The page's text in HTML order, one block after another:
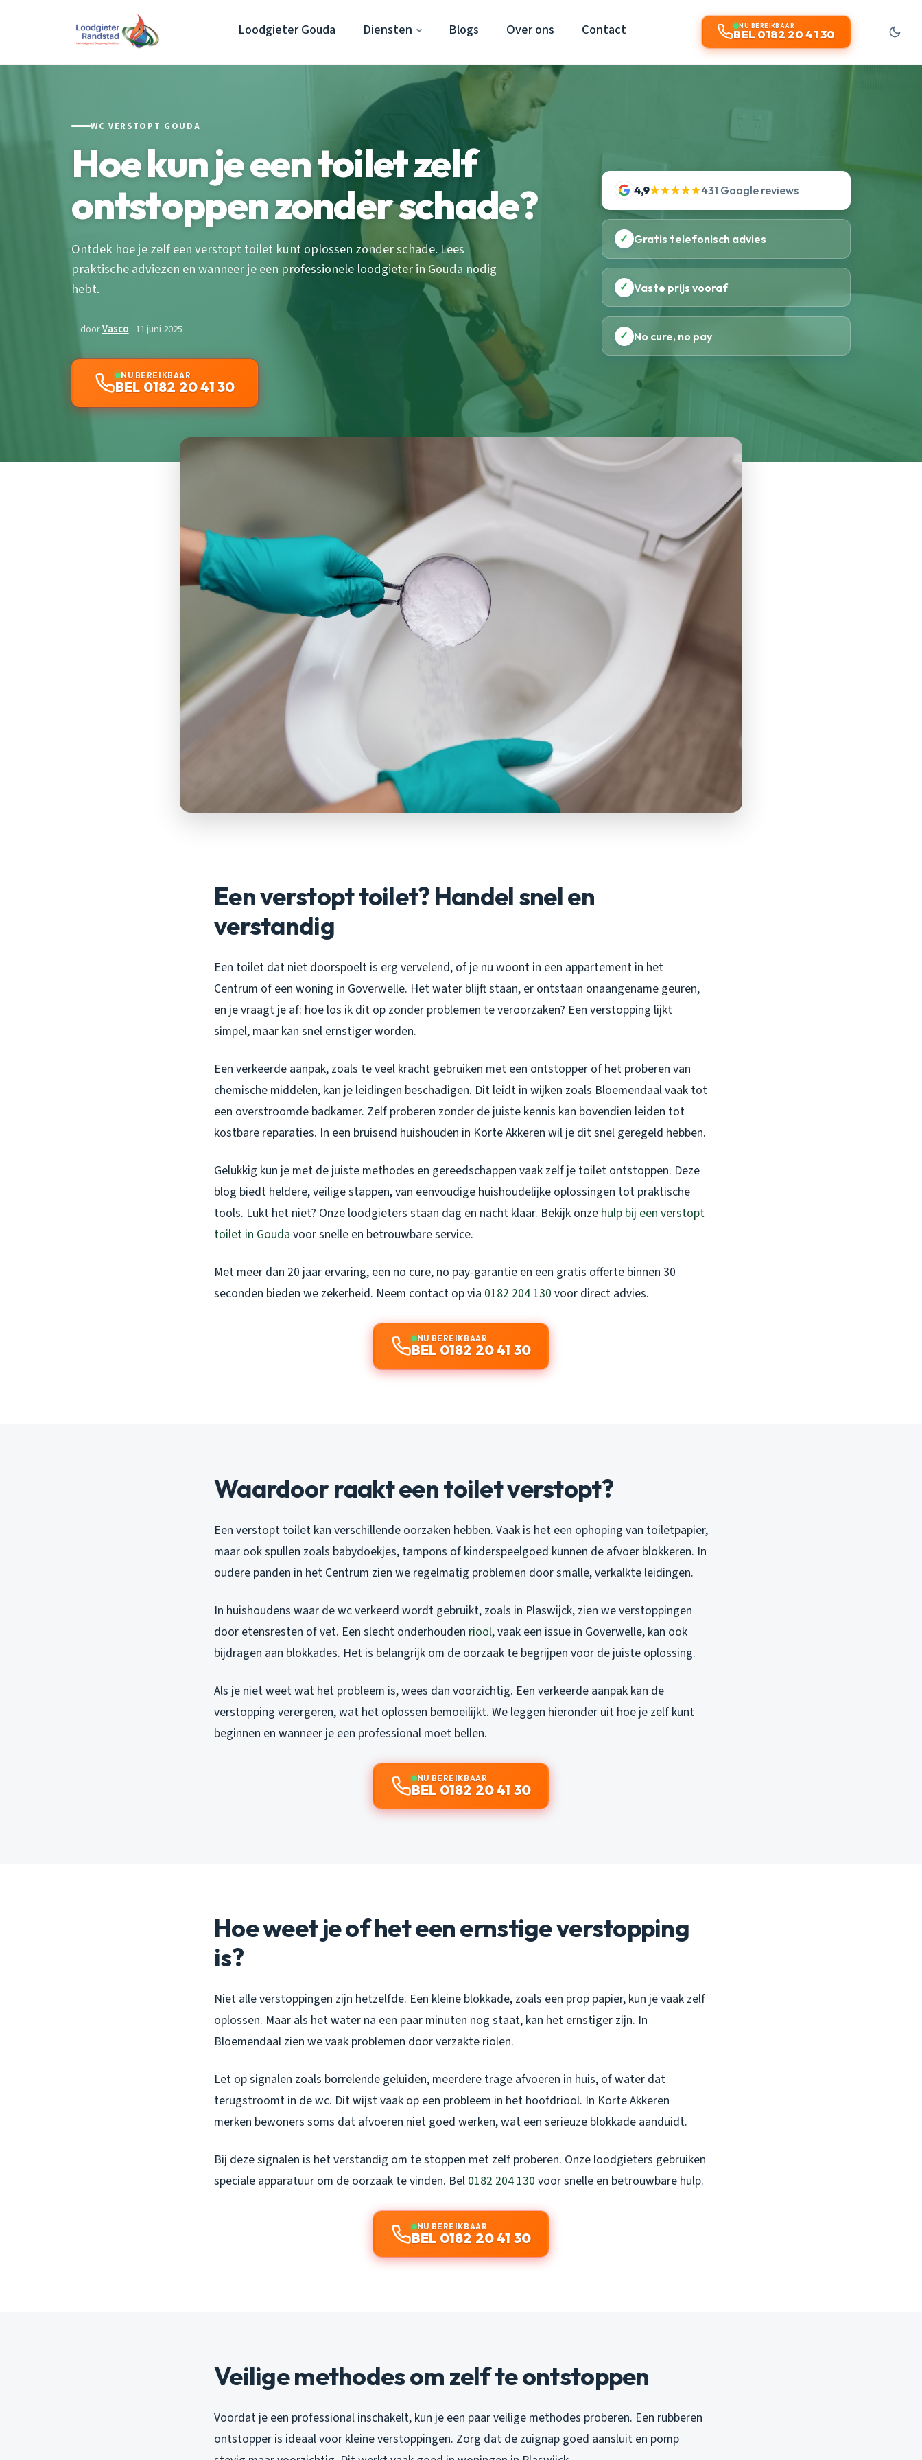
Loodgieter Gouda Diensten Blogs Over ons Contact NU BEREIKBAAR
BEL 0182 20 41 30
WC VERSTOPT GOUDA
Hoe kun je een toilet zelf
ontstoppen zonder schade?
Ontdek hoe je zelf een verstopt toilet kunt oplossen zonder schade. Lees
praktische adviezen en wanneer je een professionele loodgieter in Gouda nodig
hebt.
doorVasco · 11 juni 2025
NU BEREIKBAAR
BEL 0182 20 41 30
4,9★★★★★431 Google reviews
✓ Gratis telefonisch advies
✓ Vaste prijs vooraf
✓ No cure, no pay
Een verstopt toilet? Handel snel en
verstandig
Een toilet dat niet doorspoelt is erg vervelend, of je nu woont in een appartement in het
Centrum of een woning in Goverwelle. Het water blijft staan, er ontstaan onaangename geuren,
en je vraagt je af: hoe los ik dit op zonder problemen te veroorzaken? Een verstopping lijkt
simpel, maar kan snel ernstiger worden.
Een verkeerde aanpak, zoals te veel kracht gebruiken met een ontstopper of het proberen van
chemische middelen, kan je leidingen beschadigen. Dit leidt in wijken zoals Bloemendaal vaak tot
een overstroomde badkamer. Zelf proberen zonder de juiste kennis kan bovendien leiden tot
kostbare reparaties. In een bruisend huishouden in Korte Akkeren wil je dit snel geregeld hebben.
Gelukkig kun je met de juiste methodes en gereedschappen vaak zelf je toilet ontstoppen. Deze
blog biedt heldere, veilige stappen, van eenvoudige huishoudelijke oplossingen tot praktische
tools. Lukt het niet? Onze loodgieters staan dag en nacht klaar. Bekijk onze hulp bij een verstopt
toilet in Gouda voor snelle en betrouwbare service.
Met meer dan 20 jaar ervaring, een no cure, no pay-garantie en een gratis offerte binnen 30
seconden bieden we zekerheid. Neem contact op via 0182 204 130 voor direct advies.
NU BEREIKBAAR
BEL 0182 20 41 30
Waardoor raakt een toilet verstopt?
Een verstopt toilet kan verschillende oorzaken hebben. Vaak is het een ophoping van toiletpapier,
maar ook spullen zoals babydoekjes, tampons of kinderspeelgoed kunnen de afvoer blokkeren. In
oudere panden in het Centrum zien we regelmatig problemen door smalle, verkalkte leidingen.
In huishoudens waar de wc verkeerd wordt gebruikt, zoals in Plaswijck, zien we verstoppingen
door etensresten of vet. Een slecht onderhouden riool, vaak een issue in Goverwelle, kan ook
bijdragen aan blokkades. Het is belangrijk om de oorzaak te begrijpen voor de juiste oplossing.
Als je niet weet wat het probleem is, wees dan voorzichtig. Een verkeerde aanpak kan de
verstopping verergeren, wat het oplossen bemoeilijkt. We leggen hieronder uit hoe je zelf kunt
beginnen en wanneer je een professional moet bellen.
NU BEREIKBAAR
BEL 0182 20 41 30
Hoe weet je of het een ernstige verstopping
is?
Niet alle verstoppingen zijn hetzelfde. Een kleine blokkade, zoals een prop papier, kun je vaak zelf
oplossen. Maar als het water na een paar minuten nog staat, kan het ernstiger zijn. In
Bloemendaal zien we vaak problemen door verzakte riolen.
Let op signalen zoals borrelende geluiden, meerdere trage afvoeren in huis, of water dat
terugstroomt in de wc. Dit wijst vaak op een probleem in het hoofdriool. In Korte Akkeren
merken bewoners soms dat afvoeren niet goed werken, wat een serieuze blokkade aanduidt.
Bij deze signalen is het verstandig om te stoppen met zelf proberen. Onze loodgieters gebruiken
speciale apparatuur om de oorzaak te vinden. Bel 0182 204 130 voor snelle en betrouwbare hulp.
NU BEREIKBAAR
BEL 0182 20 41 30
Veilige methodes om zelf te ontstoppen
Voordat je een professional inschakelt, kun je een paar veilige methodes proberen. Een rubberen
ontstopper is ideaal voor kleine verstoppingen. Zorg dat de zuignap goed aansluit en pomp